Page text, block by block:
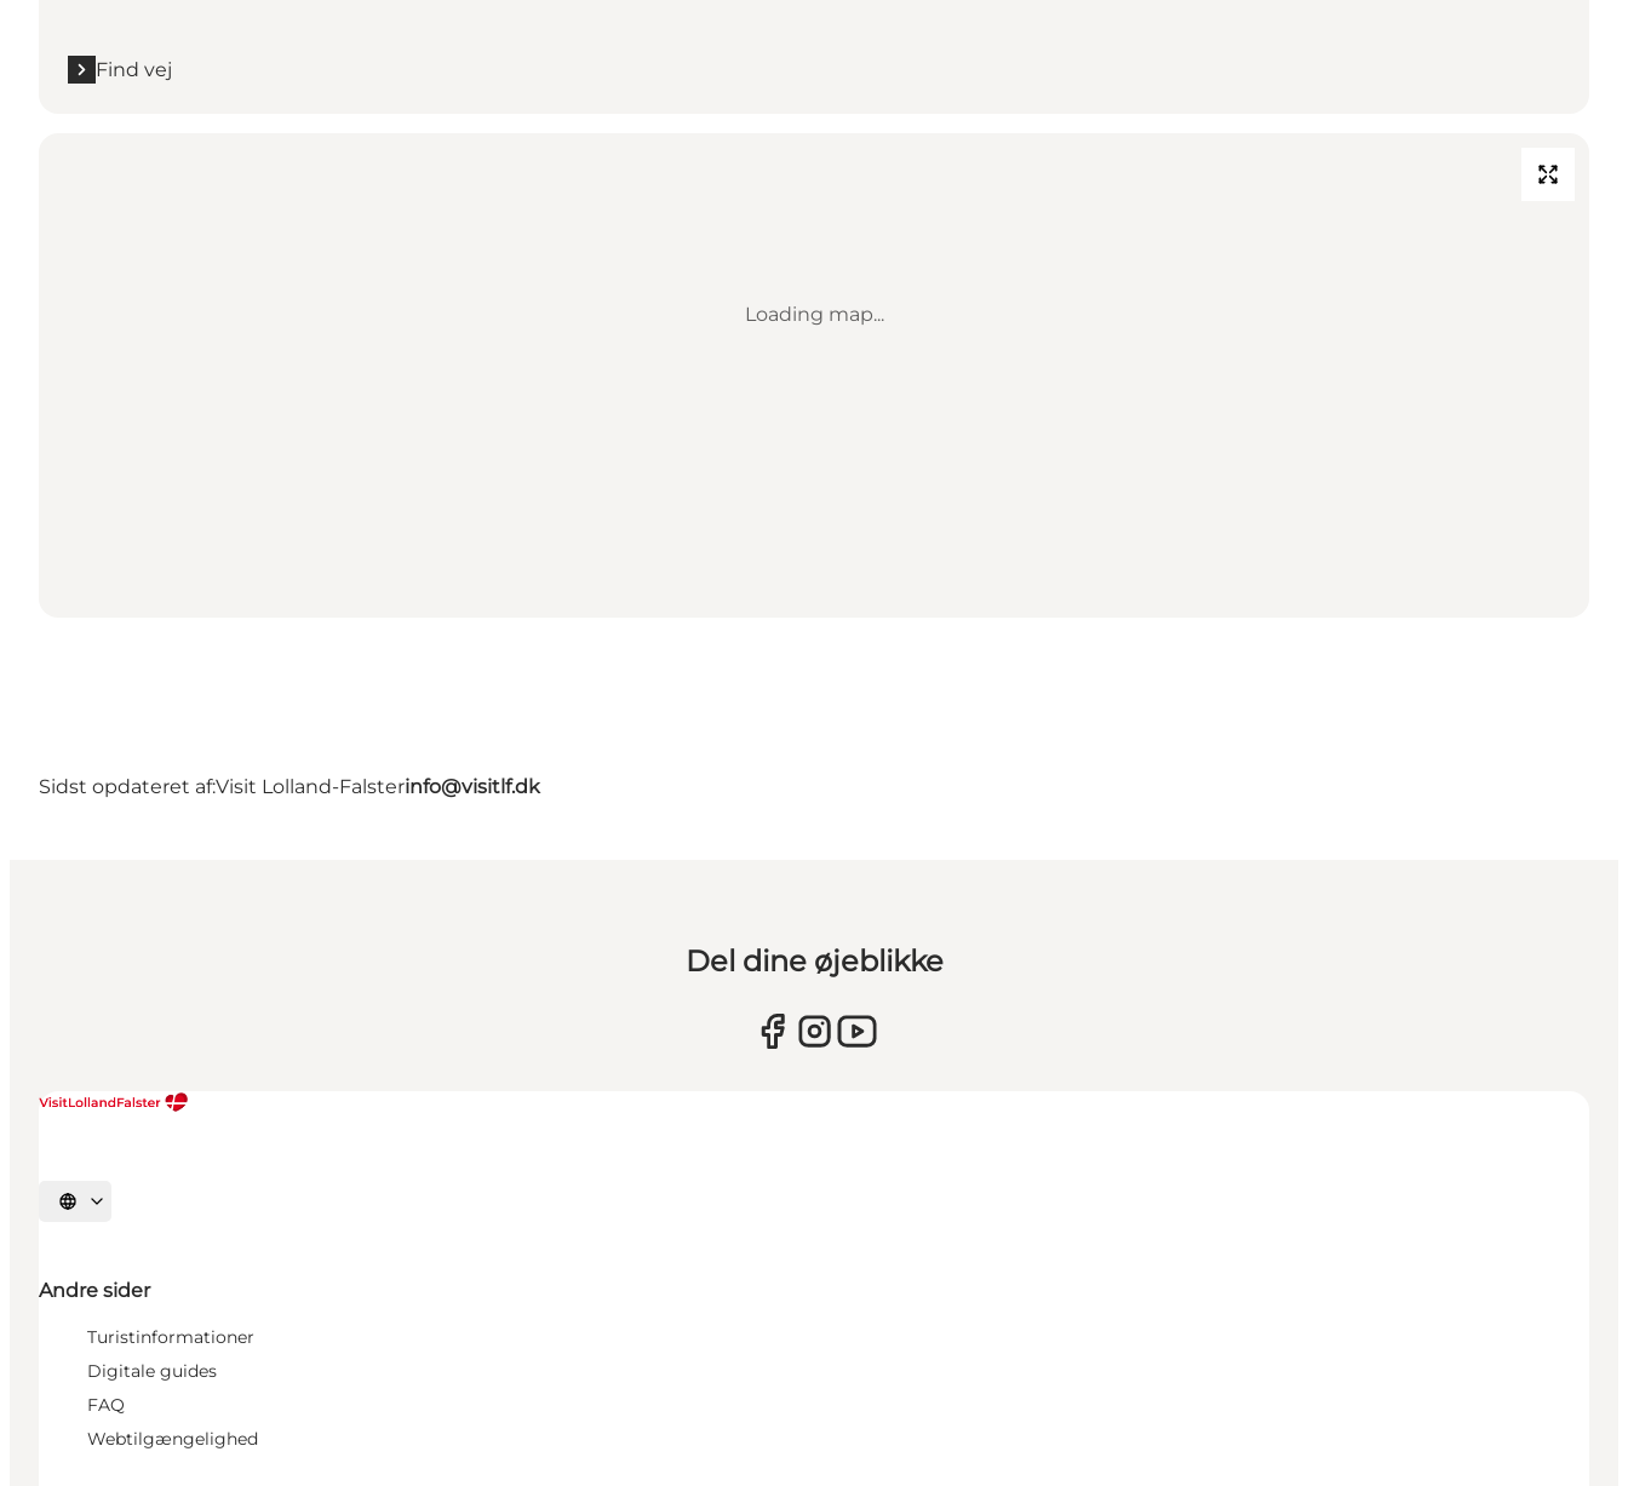
Find vej
Loading map...
Sidst opdateret af:Visit Lolland-Falsterinfo@visitlf.dk
Del dine øjeblikke
Vælg sprog
Andre sider
Turistinformationer
Digitale guides
FAQ
Webtilgængelighed